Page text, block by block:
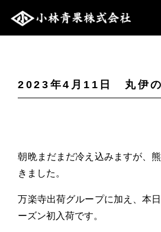
2023年4月11日 丸伊の
朝晩まだまだ冷え込みますが、
きました。
万楽寺出荷グループに加え、本
ーズン初入荷です。